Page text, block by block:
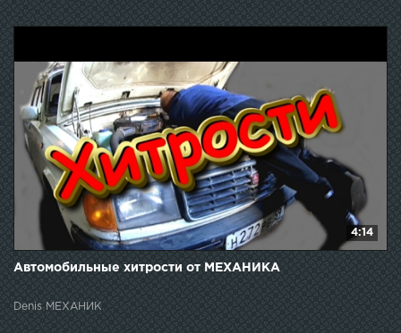
4:14
Автомобильные хитрости от МЕХАНИКА
Denis МЕХАНИК